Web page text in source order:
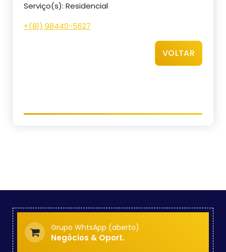
Serviço(s): Residencial
+(81) 98440-5627
VOLTAR
Grupo WhtsApp (aberto)
Negócios & Oport.